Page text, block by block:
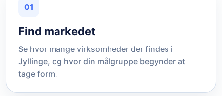
01
Find markedet
Se hvor mange virksomheder der findes i
Jyllinge, og hvor din målgruppe begynder at
tage form.